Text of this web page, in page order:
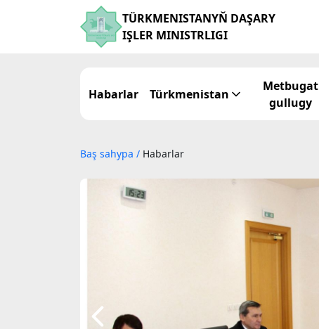
TÜRKMENISTANYŇ DAŞARY
IŞLER MINISTRLIGI
Habarlar Türkmenistan
Metbugat
gullugy
Baş sahypa / Habarlar